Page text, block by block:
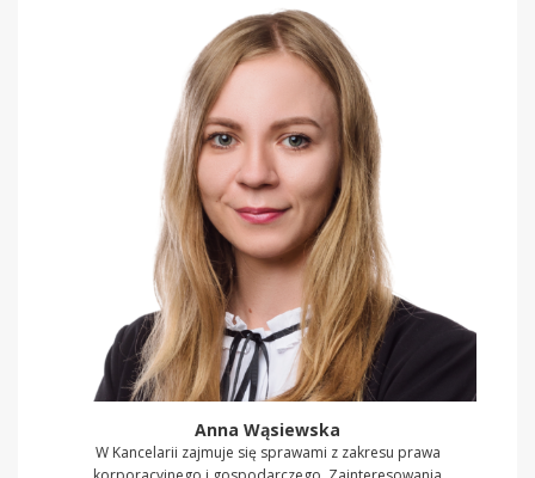
Anna Wąsiewska
W Kancelarii zajmuje się sprawami z zakresu prawa